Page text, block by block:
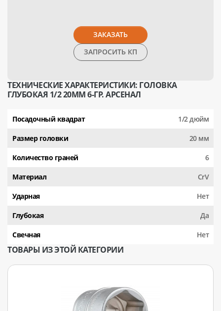
ЗАКАЗАТЬ
ЗАПРОСИТЬ КП
ТЕХНИЧЕСКИЕ ХАРАКТЕРИСТИКИ: ГОЛОВКА
ГЛУБОКАЯ 1/2 20ММ 6-ГР. АРСЕНАЛ
Посадочный квадрат 1/2 дюйм
Размер головки 20 мм
Количество граней 6
Материал CrV
Ударная Нет
Глубокая Да
Свечная Нет
ТОВАРЫ ИЗ ЭТОЙ КАТЕГОРИИ